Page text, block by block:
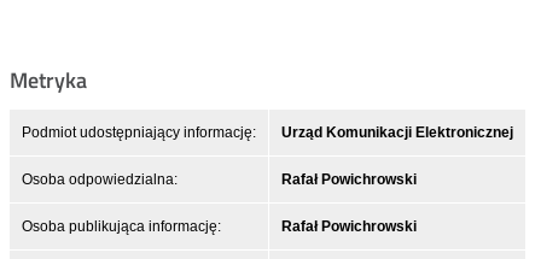
Metryka
Podmiot udostępniający informację: Urząd Komunikacji Elektronicznej
Osoba odpowiedzialna: Rafał Powichrowski
Osoba publikująca informację: Rafał Powichrowski